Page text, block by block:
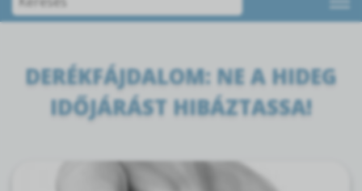
DERÉKFÁJDALOM: NE A HIDEG
IDŐJÁRÁST HIBÁZTASSA!